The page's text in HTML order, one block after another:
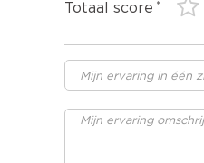
Totaal score